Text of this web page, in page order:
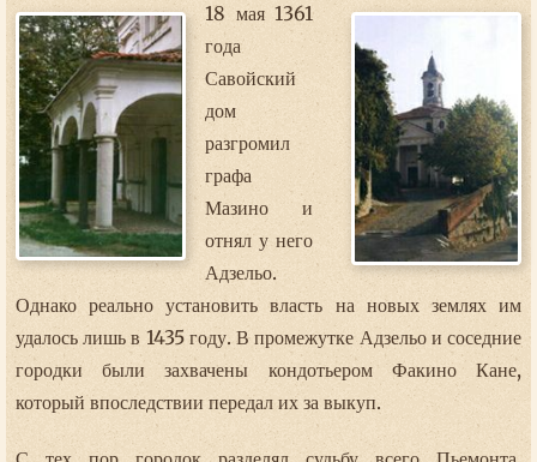
18 мая 1361
года
Савойский
дом
разгромил
графа
Мазино и
отнял у него
Адзельо.
Однако реально установить власть на новых землях им
удалось лишь в 1435 году. В промежутке Адзельо и соседние
городки были захвачены кондотьером Факино Кане,
который впоследствии передал их за выкуп.